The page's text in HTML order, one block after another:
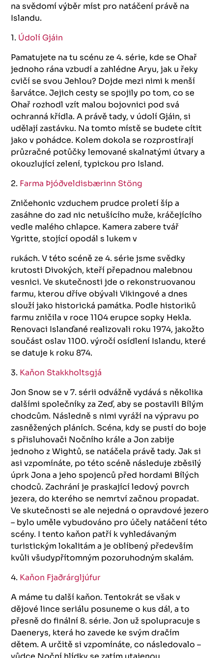
na svědomí výběr míst pro natáčení právě na
Islandu.
1. Údolí Gjáin
Pamatujete na tu scénu ze 4. série, kde se Ohař
jednoho rána vzbudí a zahlédne Aryu, jak u řeky
cvičí se svou Jehlou? Dojde mezi nimi k menší
šarvátce. Jejich cesty se spojily po tom, co se
Ohař rozhodl vzít malou bojovnici pod svá
ochranná křídla. A právě tady, v údolí Gjáin, si
udělají zastávku. Na tomto místě se budete cítit
jako v pohádce. Kolem dokola se rozprostírají
průzračné potůčky lemované skalnatými útvary a
okouzlující zelení, typickou pro Island.
2. Farma Þjóðveldisbærinn Stöng
Zničehonic vzduchem prudce proletí šíp a
zasáhne do zad nic netušícího muže, kráčejícího
vedle malého chlapce. Kamera zabere tvář
Ygritte, stojící opodál s lukem v
rukách. V této scéně ze 4. série jsme svědky
krutosti Divokých, kteří přepadnou malebnou
vesnici. Ve skutečnosti jde o rekonstruovanou
farmu, kterou dříve obývali Vikingové a dnes
slouží jako historická památka. Podle historiků
farmu zničila v roce 1104 erupce sopky Hekla.
Renovaci Islanďané realizovali roku 1974, jakožto
součást oslav 1100. výročí osídlení Islandu, které
se datuje k roku 874.
3. Kaňon Stakkholtsgjá
Jon Snow se v 7. sérii odvážně vydává s několika
dalšími společníky za Zeď, aby se postavili Bílým
chodcům. Následně s nimi vyráží na výpravu po
zasněžených pláních. Scéna, kdy se pustí do boje
s přisluhovači Nočního krále a Jon zabije
jednoho z Wightů, se natáčela právě tady. Jak si
asi vzpomínáte, po této scéně následuje zběsilý
úprk Jona a jeho spojenců před hordami Bílých
chodců. Zachrání je praskající ledový povrch
jezera, do kterého se nemrtví začnou propadat.
Ve skutečnosti se ale nejedná o opravdové jezero
– bylo uměle vybudováno pro účely natáčení této
scény. I tento kaňon patří k vyhledávaným
turistickým lokalitám a je oblíbený především
kvůli všudypřítomným pozoruhodným skalám.
4. Kaňon Fjaðrárgljúfur
A máme tu další kaňon. Tentokrát se však v
dějové lince seriálu posuneme o kus dál, a to
přesně do finální 8. série. Jon už spolupracuje s
Daenerys, která ho zavede ke svým dračím
dětem. A určitě si vzpomínáte, co následovalo –